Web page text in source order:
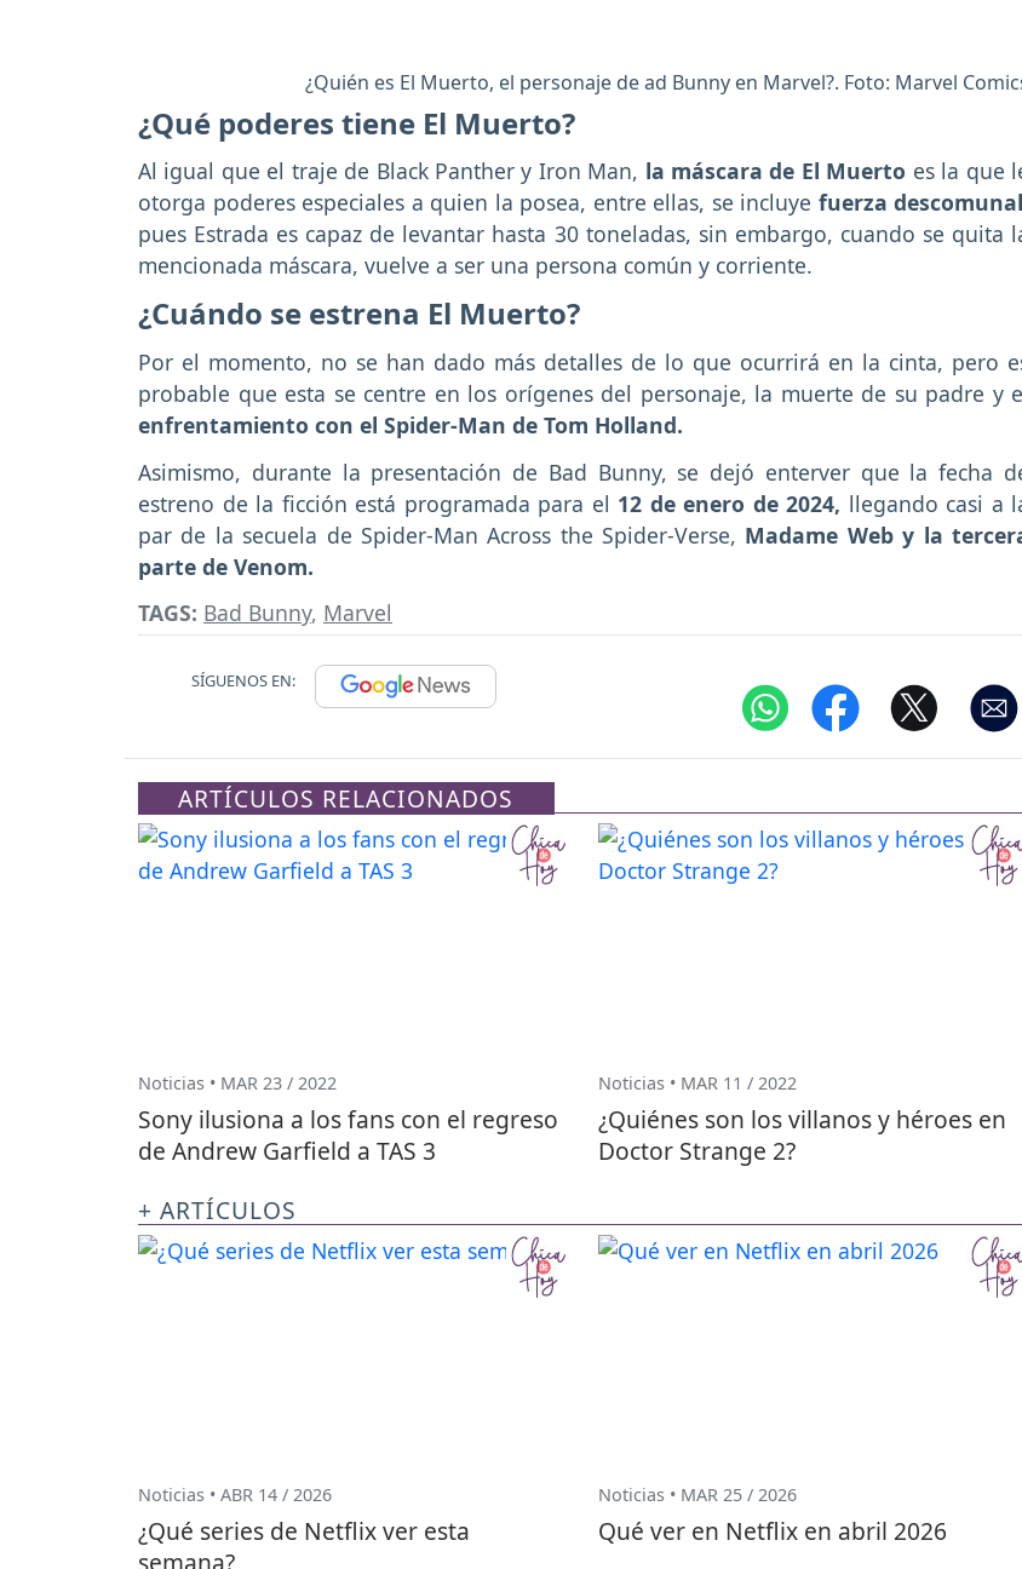
¿Quién es El Muerto, el personaje de ad Bunny en Marvel?. Foto: Marvel
¿Qué poderes tiene El Muerto?
Al igual que el traje de Black Panther y Iron Man, la máscara de El Muerto es la que
otorga poderes especiales a quien la posea, entre ellas, se incluye fuerza descomunal
pues Estrada es capaz de levantar hasta 30 toneladas, sin embargo, cuando se quita
mencionada máscara, vuelve a ser una persona común y corriente.
¿Cuándo se estrena El Muerto?
Por el momento, no se han dado más detalles de lo que ocurrirá en la cinta, pero
probable que esta se centre en los orígenes del personaje, la muerte de su padre y
enfrentamiento con el Spider-Man de Tom Holland.
Asimismo, durante la presentación de Bad Bunny, se dejó enterver que la fecha
estreno de la ficción está programada para el 12 de enero de 2024, llegando casi a
par de la secuela de Spider-Man Across the Spider-Verse, Madame Web y la
parte de Venom.
TAGS: Bad Bunny, Marvel
SÍGUENOS EN:
ARTÍCULOS RELACIONADOS
Noticias • MAR 23 / 2022
Sony ilusiona a los fans con el regreso
de Andrew Garfield a TAS 3
Noticias • MAR 11 / 2022
¿Quiénes son los villanos y héroes en
Doctor Strange 2?
+ ARTÍCULOS
Noticias • ABR 14 / 2026
¿Qué series de Netflix ver esta
semana?
Noticias • MAR 25 / 2026
Qué ver en Netflix en abril 2026